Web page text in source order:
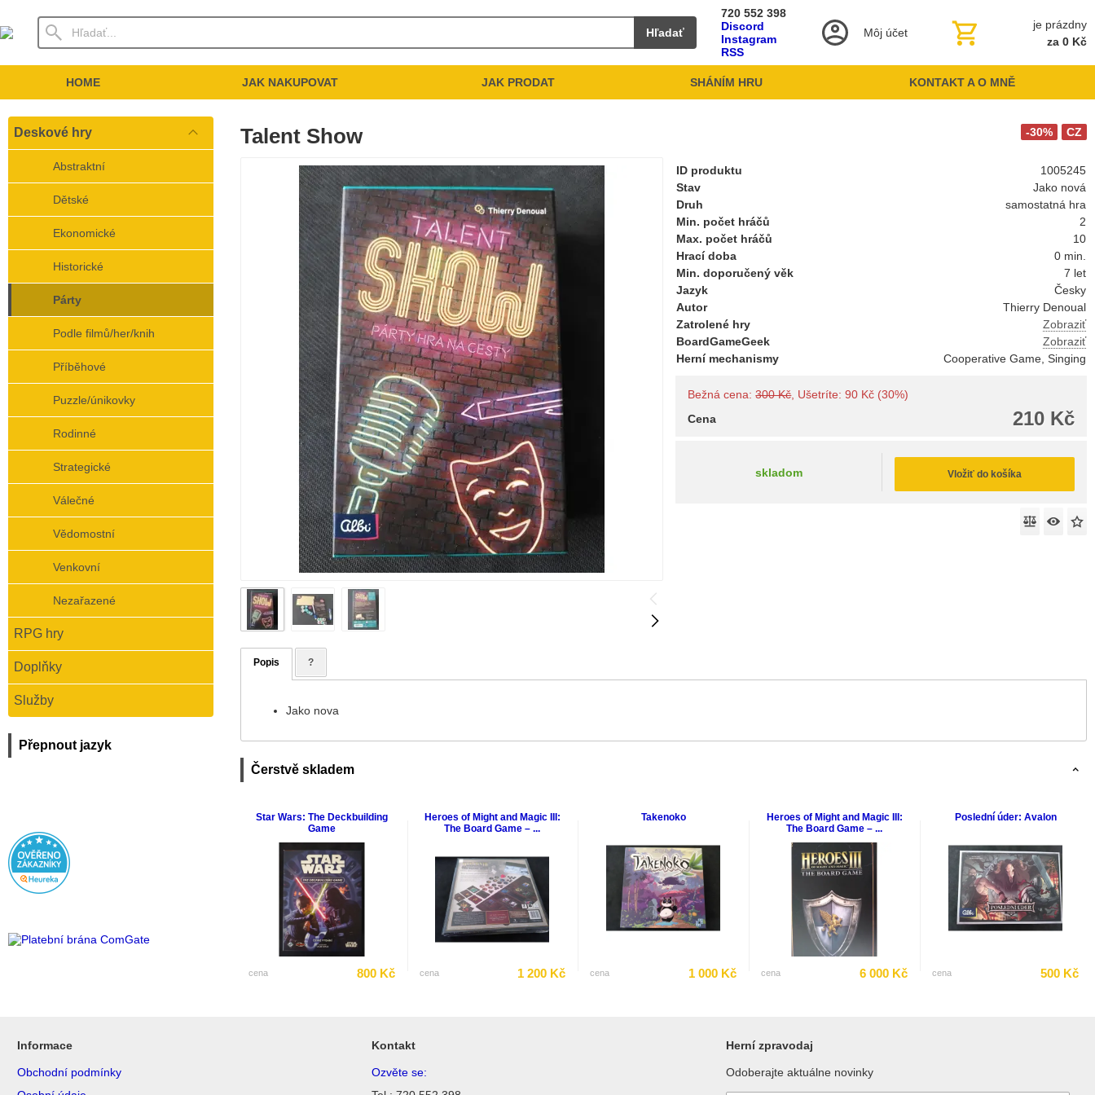
Hľadať
720 552 398
Discord
Instagram
RSS
Môj účet
je prázdny
za 0 Kč
HOME JAK NAKUPOVAT JAK PRODAT SHÁNÍM HRU KONTAKT A O MNĚ
Deskové hry
Abstraktní
Dětské
Ekonomické
Historické
Párty
Podle filmů/her/knih
Příběhové
Puzzle/únikovky
Rodinné
Strategické
Válečné
Vědomostní
Venkovní
Nezařazené
RPG hry
Doplňky
Služby
Přepnout jazyk
CZ
-30%
Talent Show
ID produktu
1005245
Stav
Jako nová
Druh
samostatná hra
Min. počet hráčů
2
Max. počet hráčů
10
Hrací doba
0 min.
Min. doporučený věk
7 let
Jazyk
Česky
Autor
Thierry Denoual
Zatrolené hry
Zobraziť
BoardGameGeek
Zobraziť
Herní mechanismy
Cooperative Game, Singing
Bežná cena:300 Kč, Ušetríte: 90 Kč (30%)
210 Kč
Cena
skladom Vložiť do košíka
Popis ?
Jako nova
Čerstvě skladem
Star Wars: The Deckbuilding
Game
cena 800 Kč
Heroes of Might and Magic III:
The Board Game – ...
cena 1 200 Kč
Takenoko
cena 1 000 Kč
Heroes of Might and Magic III:
The Board Game – ...
cena 6 000 Kč
Poslední úder: Avalon
cena 500 Kč
Informace
Obchodní podmínky
Kontakt
Ozvěte se:
Herní zpravodaj
Odoberajte aktuálne novinky